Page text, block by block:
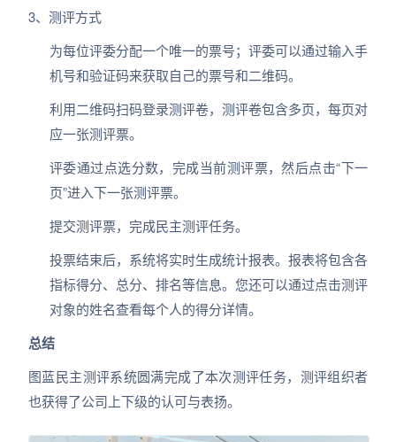
3、测评方式
为每位评委分配一个唯一的票号；评委可以通过输入手
机号和验证码来获取自己的票号和二维码。
利用二维码扫码登录测评卷，测评卷包含多页，每页对
应一张测评票。
评委通过点选分数，完成当前测评票，然后点击“下一
页”进入下一张测评票。
提交测评票，完成民主测评任务。
投票结束后，系统将实时生成统计报表。报表将包含各
指标得分、总分、排名等信息。您还可以通过点击测评
对象的姓名查看每个人的得分详情。
总结
图蓝民主测评系统圆满完成了本次测评任务，测评组织者
也获得了公司上下级的认可与表扬。